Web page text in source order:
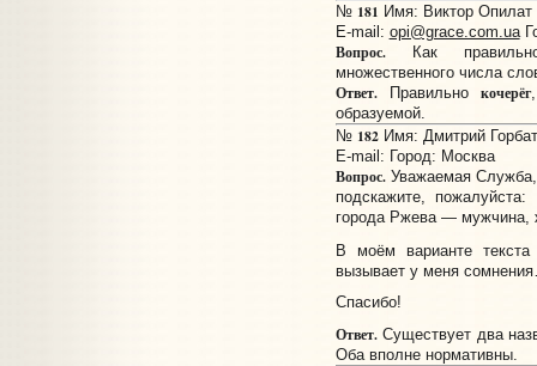
№ 181 Имя: Виктор Опилат
E-mail: opi@grace.com.ua
Вопрос.Как правильно
множественного числа
Ответ.Правильно кочерёг
образуемой.
№ 182Имя: Дмитрий
E-mail: Город: Москва
Вопрос.Уважаемая Служба,
подскажите,
города Ржева — мужчина,
В моём варианте
вызывает у меня
Спасибо!
Ответ.Существует два
Оба вполне нормативны.